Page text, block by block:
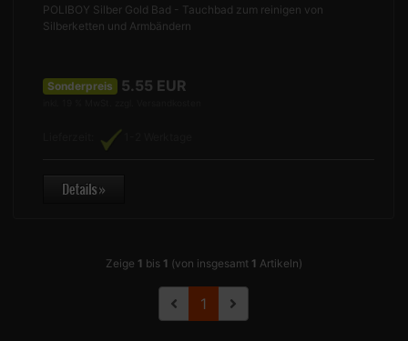
POLIBOY Silber Gold Bad - Tauchbad zum reinigen von
Silberketten und Armbändern
Sonderpreis 5.55 EUR
Zeige 1 bis 1 (von insgesamt 1 Artikeln)
1